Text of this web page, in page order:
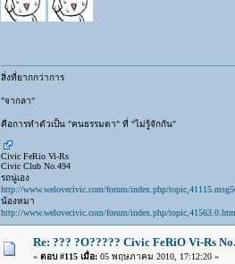
สิ่งที่ยากกว่าการ
"จากลา"
คือการทำตัวเป็น "คนธรรมดา" ที่ "ไม่รู้จักกัน"
Civic FeRio Vi-Rs
Civic Club No.494
รถนู่เอง
http://www.welovecivic.com/forum/index.php/
น้องหมา
http://www.welovecivic.com/forum/index.php/
Re: ??? ?O????? Civic FeRiO Vi-Rs
« ตอบ #115 เมื่อ:05 พฤษภาคม 2010, 17:12:20 »